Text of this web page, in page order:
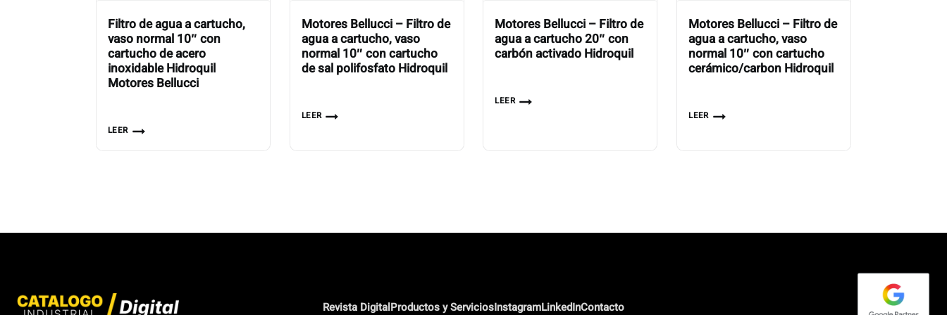
Filtro de agua a cartucho,
vaso normal 10″ con
cartucho de acero
inoxidable Hidroquil
Motores Bellucci
LEER
Motores Bellucci – Filtro de
agua a cartucho, vaso
normal 10″ con cartucho
de sal polifosfato Hidroquil
LEER
Motores Bellucci – Filtro de
agua a cartucho 20″ con
carbón activado Hidroquil
LEER
Motores Bellucci – Filtro de
agua a cartucho, vaso
normal 10″ con cartucho
cerámico/carbon Hidroquil
LEER
Revista DigitalProductos y ServiciosInstagramLinkedInContacto